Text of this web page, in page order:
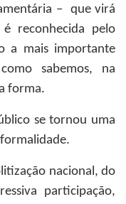
– que virá
reconhecida pelo
a mais importante
sabemos, na
forma.
se tornou uma
formalidade.
nacional, do
participação,